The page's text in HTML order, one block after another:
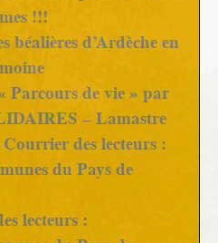
!!!
béalières d’Ardèche en
Parcours de vie » par
– Lamastre
Courrier des lecteurs :
du Pays de
lecteurs :